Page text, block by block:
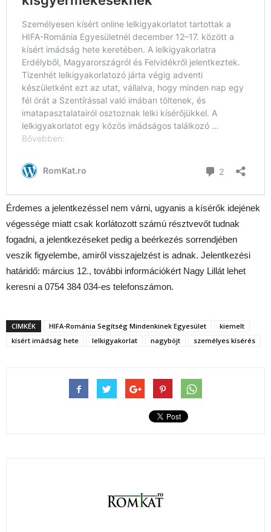
Érdemes a jelentkezéssel nem várni, ugyanis a kísérők idejének
végessége miatt csak korlátozott számú résztvevőt tudnak
fogadni, a jelentkezéseket pedig a beérkezés sorrendjében
veszik figyelembe, amiről visszajelzést is adnak. Jelentkezési
határidő: március 12., további információkért Nagy Lillát lehet
keresni a 0754 384 034-es telefonszámon.
CIMKÉK HIFA-Románia Segítség Mindenkinek Egyesület
kiemelt
kísért imádság hete
lelkigyakorlat nagyböjt személyes kísérés